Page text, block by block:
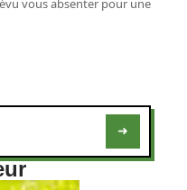
vous absenter pour une